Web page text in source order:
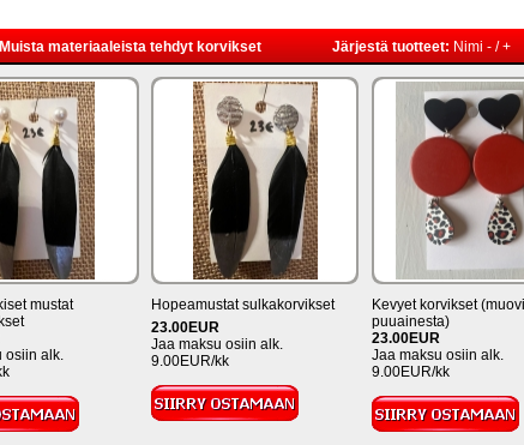
Muista materiaaleista tehdyt korvikset Järjestä tuotteet: Nimi - /+
mustat
osiin alk.
Hopeamustat sulkakorvikset
23.00EUR
Jaa maksu osiin alk.
9.00EUR/kk
Kevyet korvikset
puuainesta)
23.00EUR
Jaa maksu osiin alk.
9.00EUR/kk